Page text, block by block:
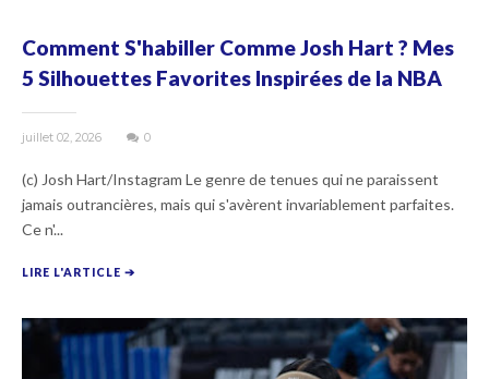
Comment S'habiller Comme Josh Hart ? Mes
5 Silhouettes Favorites Inspirées de la NBA
juillet 02, 2026 0
(c) Josh Hart/Instagram Le genre de tenues qui ne paraissent
jamais outrancières, mais qui s'avèrent invariablement parfaites.
Ce n'...
LIRE L'ARTICLE ➔